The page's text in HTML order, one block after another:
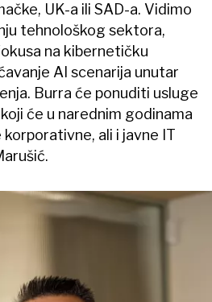
UK-a ili SAD-a. Vidimo
tehnološkog sektora,
na kibernetičku
AI scenarija unutar
Burra će ponuditi usluge
će u narednim godinama
ali i javne IT